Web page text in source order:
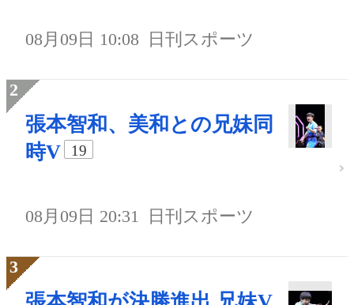
08月09日 10:08 日刊スポーツ
張本智和、美和との兄妹同
時V
19
08月09日 20:31 日刊スポーツ